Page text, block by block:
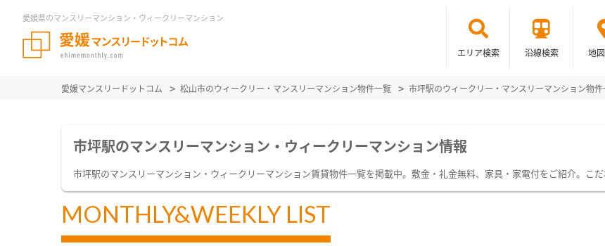
愛媛県のマンスリーマンション・ウィークリーマンション
エリア検索 沿線検索 地
愛媛マンスリードットコム 松山市のウィークリー・マンスリーマンション物件一覧 市坪駅のウィークリー・マンスリーマンション物件
市坪駅のマンスリーマンション・ウィークリーマンション情報
市坪駅のマンスリーマンション・ウィークリーマンション賃貸物件一覧を掲載中。敷金・礼金無料、家具・家電付をご紹介。こ
MONTHLY&WEEKLY LIST